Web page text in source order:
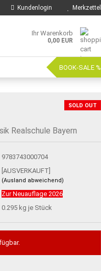
Kundenlogin Merkzettel
Ihr Warenkorb
0,00 EUR
BOOK-SALE %
SOLD OUT
Realschule Bayern
9783743000704
[AUSVERKAUFT]
(Ausland abweichend)
Zur Neuauflage 2026
0.295 kg je Stück